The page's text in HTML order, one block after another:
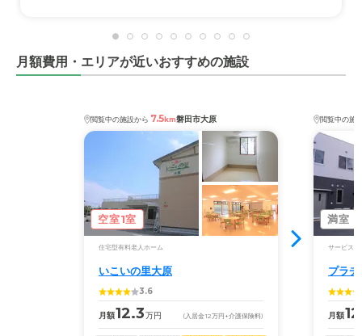
月額費用・エリアが近いおすすめの施設
閲覧中の施設から 7.5km磐田市大原
空室1室
住宅型有料老人ホーム
いこいの里大原
3.6
月額12.3万円 (入居金12万円 +介護保険料)
閲覧中の施
満室
サービス付
プラ
月額